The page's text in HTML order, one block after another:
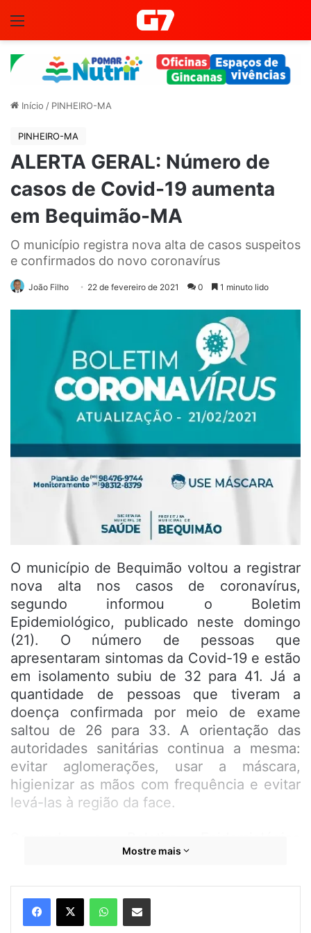
Início / PINHEIRO-MA
PINHEIRO-MA
ALERTA GERAL: Número de
casos de Covid-19 aumenta
em Bequimão-MA
O município registra nova alta de casos suspeitos
e confirmados do novo coronavírus
João Filho 22 de fevereiro de 2021 0 1 minuto lido
O município de Bequimão voltou a registrar
nova alta nos casos de coronavírus,
segundo informou o Boletim
Epidemiológico, publicado neste domingo
(21). O número de pessoas que
apresentaram sintomas da Covid-19 e estão
em isolamento subiu de 32 para 41. Já a
quantidade de pessoas que tiveram a
doença confirmada por meio de exame
saltou de 26 para 33. A orientação das
autoridades sanitárias continua a mesma:
evitar aglomerações, usar a máscara,
higienizar as mãos com frequência e evitar
levá-las à região da face.
publicizado pela Prefeitura de Bequimão,
e pela Vigilância Epidemiológica, os casos
suspeitos da Covid-19 estão distribuídos
pelas seguintes localidades: Centro (3), São
Mostre mais